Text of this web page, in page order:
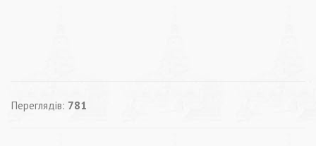
Переглядів: 781